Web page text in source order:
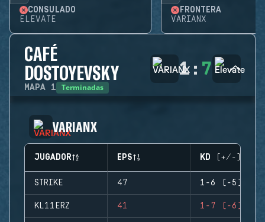
CONSULADO
ELEVATE
FRONTERA
VARIANX
CAFÉ
DOSTOYEVSKY
MAPA 1 Terminadas
1: 7
VARIANX
JUGADOR EPS KD (+/-)
STRIKE 47 1-6 (-5)
KL11ERZ 41 1-7 (-6)